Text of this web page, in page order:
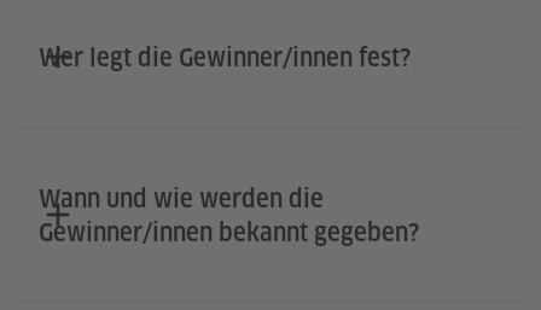
Wer legt die Gewinner/innen fest?
Wann und wie werden die
Gewinner/innen bekannt gegeben?